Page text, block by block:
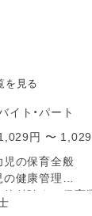
を見る
イト・パート
円 〜 1,029
児の保育全般
の健康管理
他付随する保育